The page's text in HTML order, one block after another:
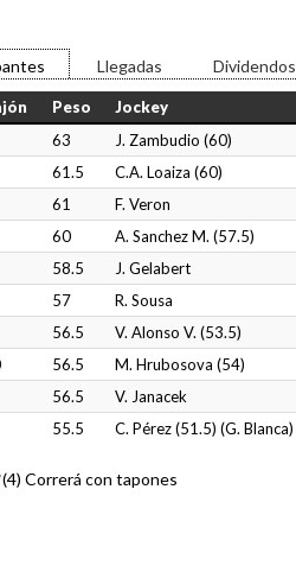
Llegadas Dividendos
Peso Jockey
63 J. Zambudio (60)
61.5 C.A. Loaiza (60)
61 F. Veron
60 A. Sanchez M. (57.5)
58.5 J. Gelabert
57 R. Sousa
56.5 V. Alonso V. (53.5)
56.5 M. Hrubosova (54)
56.5 V. Janacek
55.5 C. Pérez (51.5) (G. Blanca)
Correrá con tapones